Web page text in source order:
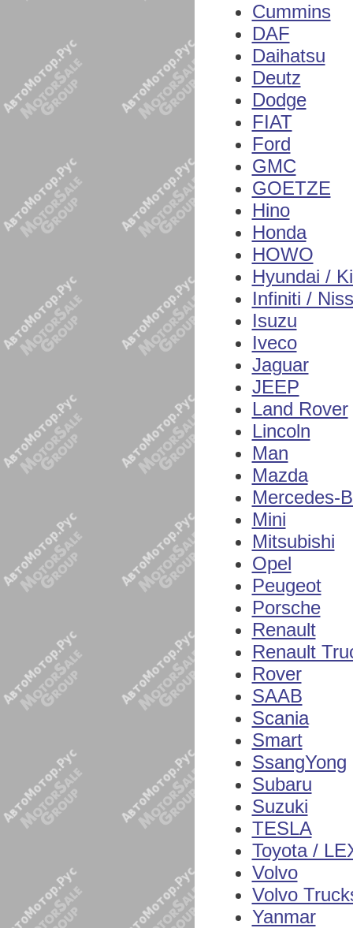
Cummins
DAF
Daihatsu
Deutz
Dodge
FIAT
Ford
GMC
GOETZE
Hino
Honda
HOWO
Hyundai /
Infiniti /
Isuzu
Iveco
Jaguar
JEEP
Land Rover
Lincoln
Man
Mazda
Mercedes-
Mini
Mitsubishi
Opel
Peugeot
Porsche
Renault
Renault
Rover
SAAB
Scania
Smart
SsangYong
Subaru
Suzuki
TESLA
Toyota /
Volvo
Volvo
Yanmar